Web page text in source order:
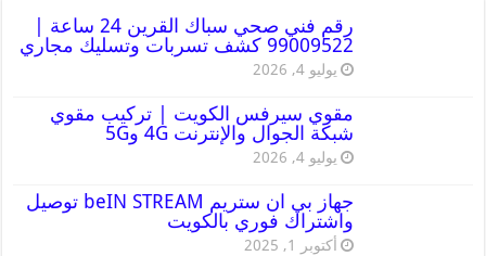
رقم فني صحي سباك القرين 24 ساعة |
99009522 كشف تسربات وتسليك مجاري
يوليو 4, 2026
مقوي سيرفس الكويت | تركيب مقوي
شبكة الجوال والإنترنت 4G و5G
يوليو 4, 2026
جهاز بي ان ستريم beIN STREAM توصيل
واشتراك فوري بالكويت
أكتوبر 1, 2025